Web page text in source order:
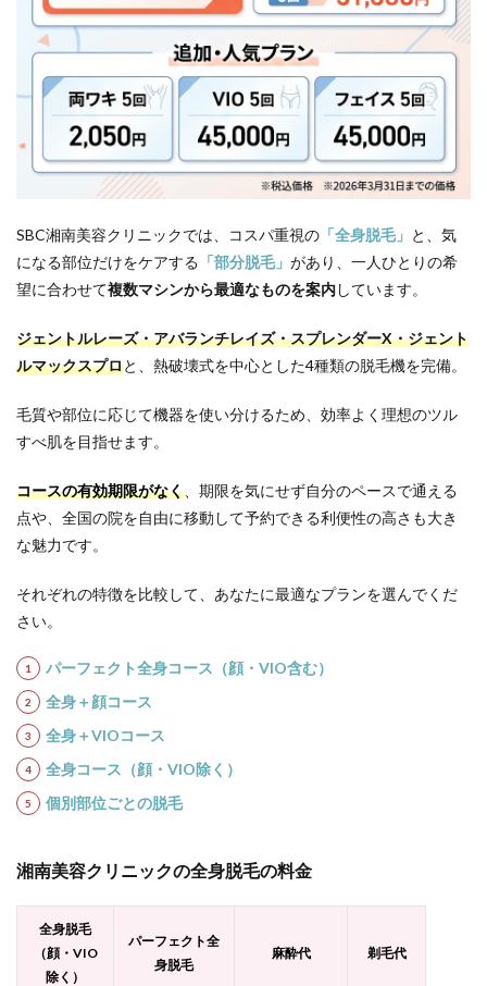
か？
中でも
VIOの
脱毛は
受けら
れます
Q.施術
間隔は
どれく
らいで
Q.コー
限はあ
ります
か？
13.5
Q.施術
部位は
剃って
でしょ
医療
のリ
スク
や副
作用
は？
脱毛
てお
いた
いい
こと
15
SBC湘南美容クリニックでは、コスパ重視の 「全身脱毛」 と、気
になる部位だけをケアする 「部分脱毛」 があり、一人ひとりの希
望に合わせて複数マシンから最適なものを案内しています。
ジェントルレーズ・アバランチレイズ・スプレンダーX・ジェント
ルマックスプロと、熱破壊式を中心とした4種類の脱毛機を完備。
毛質や部位に応じて機器を使い分けるため、効率よく理想のツル
すべ肌を目指せます。
コースの有効期限がなく 、期限を気にせず自分のペースで通える
点や、全国の院を自由に移動して予約できる利便性の高さも大き
な魅力です。
それぞれの特徴を比較して、あなたに最適なプランを選んでくだ
さい。
パーフェクト全身コース（顔・VIO含む）
全身＋顔コース
全身＋VIOコース
全身コース（顔・VIO除く）
個別部位ごとの脱毛
湘南美容クリニックの全身脱毛の料金
全身脱毛
（顔・VIO
除く）
パーフェクト全
身脱毛
麻酔代 剃毛代